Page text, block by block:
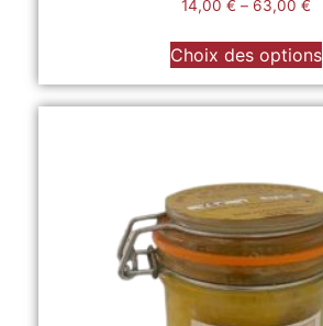
14,00 € – 63,00 €
Choix des options